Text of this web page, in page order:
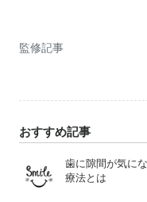
監修記事
おすすめ記事
歯に隙間が気に
療法とは